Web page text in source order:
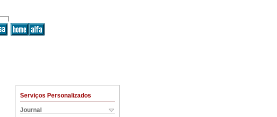
Serviços Personalizados
Journal